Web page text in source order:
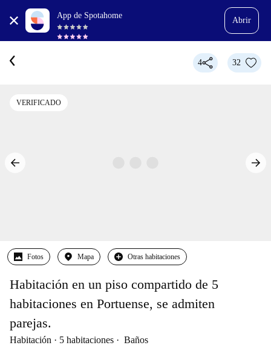
App de Spotahome
Abrir
4 32
VERIFICADO
Fotos Mapa Otras habitaciones
Habitación en un piso compartido de 5
habitaciones en Portuense, se admiten
parejas.
Habitación 5 habitaciones Baños